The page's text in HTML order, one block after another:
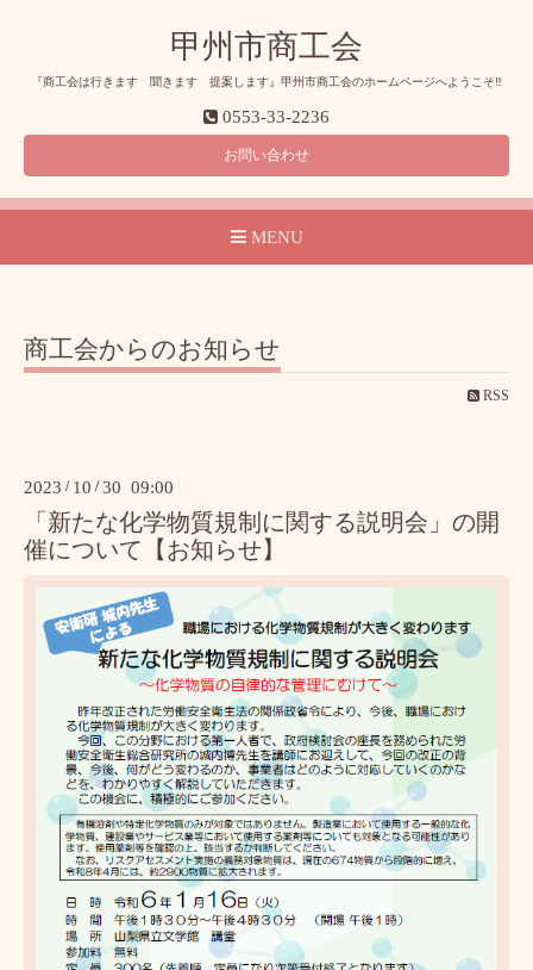
甲州市商工会
『商工会は行きます 聞きます 提案します』甲州市商工会のホームページへようこそ‼
0553-33-2236
お問い合わせ
MENU
商工会からのお知らせ
RSS
2023 / 10 /30 09:00
「新たな化学物質規制に関する説明会」の開
催について【お知らせ】